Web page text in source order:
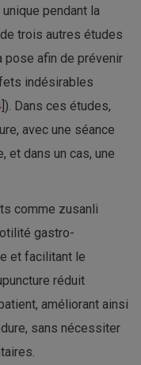
pendant la
trois autres études
pose afin de prévenir
indésirables
]). Dans ces études,
avec une séance
et dans un cas, une
comme zusanli
gastro-
et facilitant le
réduit
améliorant ainsi
sans nécessiter